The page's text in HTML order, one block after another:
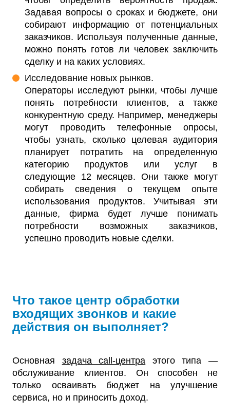
Задавая вопросы о сроках и бюджете, они
собирают информацию от потенциальных
заказчиков. Используя полученные данные,
можно понять готов ли человек заключить
сделку и на каких условиях.
Исследование новых рынков.
Операторы исследуют рынки, чтобы лучше
понять потребности клиентов, а также
конкурентную среду. Например, менеджеры
могут проводить телефонные опросы,
чтобы узнать, сколько целевая аудитория
планирует потратить на определенную
категорию продуктов или услуг в
следующие 12 месяцев. Они также могут
собирать сведения о текущем опыте
использования продуктов. Учитывая эти
данные, фирма будет лучше понимать
потребности возможных заказчиков,
успешно проводить новые сделки.
Что такое центр обработки
входящих звонков и какие
действия он выполняет?
Основная задача call-центра этого типа —
обслуживание клиентов. Он способен не
только осваивать бюджет на улучшение
сервиса, но и приносить доход.